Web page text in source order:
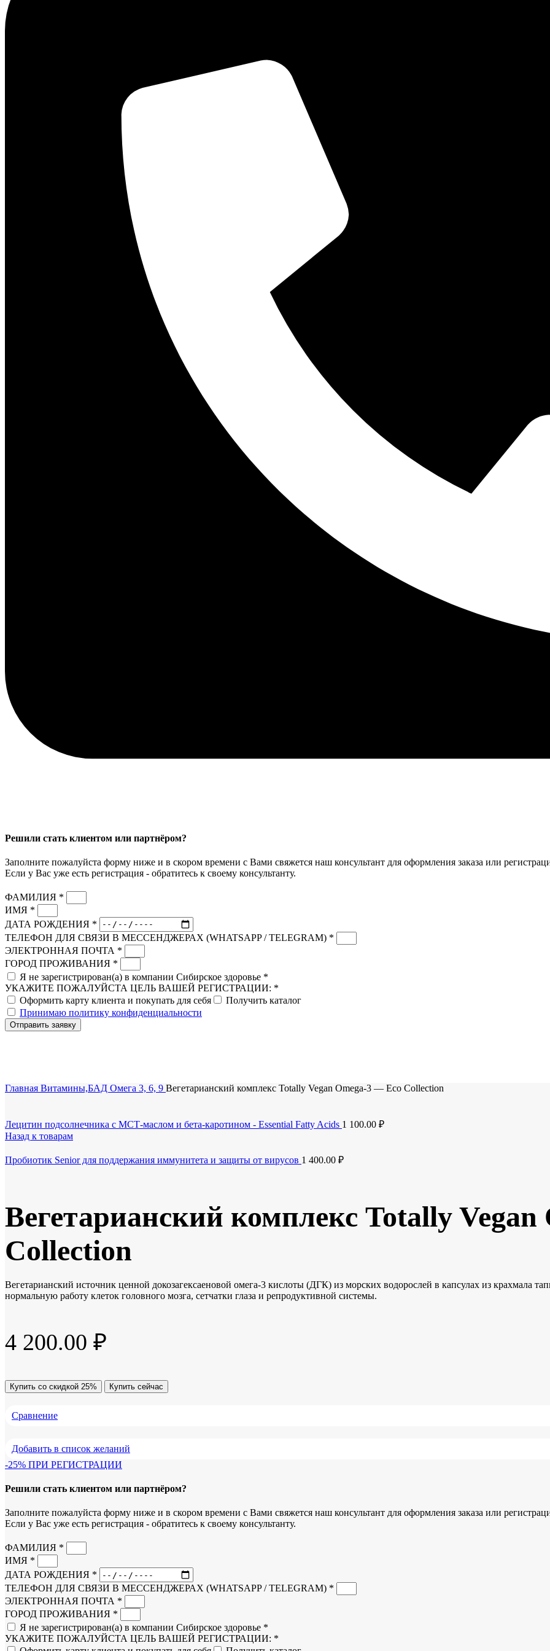
Решили стать клиентом или партнёром?
Заполните пожалуйста форму ниже и в скором времени с Вами свяжется наш консультант для оформления заказа или
Если у Вас уже есть регистрация - обратитесь к своему консультанту.
ФАМИЛИЯ *
ИМЯ *
ДАТА РОЖДЕНИЯ *
ТЕЛЕФОН ДЛЯ СВЯЗИ В МЕССЕНДЖЕРАХ (WHATSAPP / TELEGRAM) *
ЭЛЕКТРОННАЯ ПОЧТА *
ГОРОД ПРОЖИВАНИЯ *
Я не зарегистрирован(а) в компании Сибирское здоровье *
УКАЖИТЕ ПОЖАЛУЙСТА ЦЕЛЬ ВАШЕЙ РЕГИСТРАЦИИ: *
Оформить карту клиента и покупать для себя
Получить каталог
Принимаю политику конфиденциальности
Отправить заявку
Главная Витамины,БАД Омега 3, 6, 9 Вегетарианский комплекс Totally Vegan Omega-3 — Eco Сollection
Лецитин подсолнечника с МСТ-маслом и бета-каротином - Essential Fatty Acids 1 100.00 ₽
Назад к товарам
Пробиотик Senior для поддержания иммунитета и защиты от вирусов 1 400.00 ₽
Вегетарианский комплекс Totally
Сollection
Вегетарианский источник ценной докозагексаеновой омега-3 кислоты (ДГК) из морских водорослей в капсулах из крахмала
нормальную работу клеток головного мозга, сетчатки глаза и репродуктивной системы.
4 200.00 ₽
Купить со скидкой 25% Купить сейчас
Сравнение
Добавить в список желаний
-25% ПРИ РЕГИСТРАЦИИ
Решили стать клиентом или партнёром?
Заполните пожалуйста форму ниже и в скором времени с Вами свяжется наш консультант для оформления заказа или
Если у Вас уже есть регистрация - обратитесь к своему консультанту.
ФАМИЛИЯ *
ИМЯ *
ДАТА РОЖДЕНИЯ *
ТЕЛЕФОН ДЛЯ СВЯЗИ В МЕССЕНДЖЕРАХ (WHATSAPP / TELEGRAM) *
ЭЛЕКТРОННАЯ ПОЧТА *
ГОРОД ПРОЖИВАНИЯ *
Я не зарегистрирован(а) в компании Сибирское здоровье *
УКАЖИТЕ ПОЖАЛУЙСТА ЦЕЛЬ ВАШЕЙ РЕГИСТРАЦИИ: *